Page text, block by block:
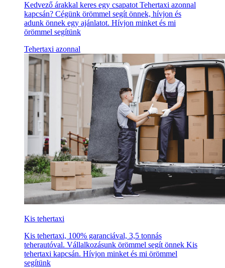
Kedvező árakkal keres egy csapatot Tehertaxi azonnal
kapcsán? Cégünk örömmel segít önnek, hívjon és
adunk önnek egy ajánlatot. Hívjon minket és mi
örömmel segítünk
Tehertaxi azonnal
Kis tehertaxi
Kis tehertaxi, 100% garanciával, 3,5 tonnás
teherautóval. Vállalkozásunk örömmel segít önnek Kis
tehertaxi kapcsán. Hívjon minket és mi örömmel
segítünk